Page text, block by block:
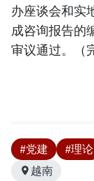
办座谈会和实
成咨询报告的
审议通过。（
#党建 #理论
越南